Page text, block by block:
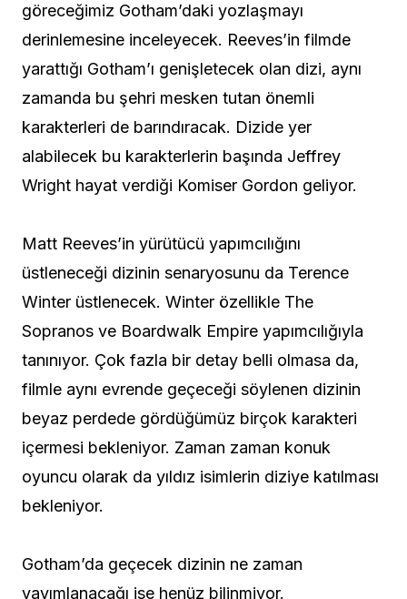
göreceğimiz Gotham’daki yozlaşmayı
derinlemesine inceleyecek. Reeves’in filmde
yarattığı Gotham’ı genişletecek olan dizi, aynı
zamanda bu şehri mesken tutan önemli
karakterleri de barındıracak. Dizide yer
alabilecek bu karakterlerin başında Jeffrey
Wright hayat verdiği Komiser Gordon geliyor.
Matt Reeves’in yürütücü yapımcılığını
üstleneceği dizinin senaryosunu da Terence
Winter üstlenecek. Winter özellikle The
Sopranos ve Boardwalk Empire yapımcılığıyla
tanınıyor. Çok fazla bir detay belli olmasa da,
filmle aynı evrende geçeceği söylenen dizinin
beyaz perdede gördüğümüz birçok karakteri
içermesi bekleniyor. Zaman zaman konuk
oyuncu olarak da yıldız isimlerin diziye katılması
bekleniyor.
Gotham’da geçecek dizinin ne zaman
yayımlanacağı ise henüz bilinmiyor.